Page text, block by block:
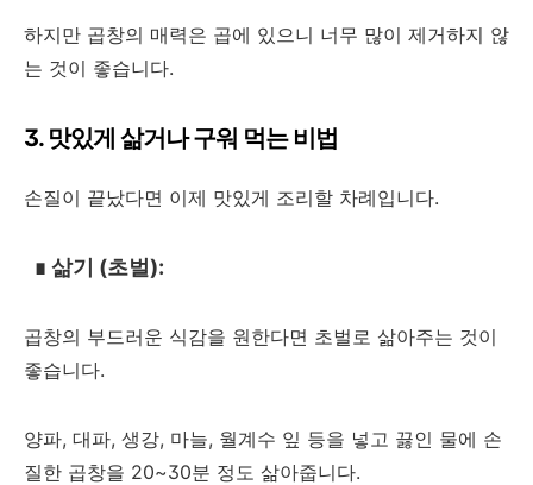
하지만 곱창의 매력은 곱에 있으니 너무 많이 제거하지 않
는 것이 좋습니다.
3. 맛있게 삶거나 구워 먹는 비법
손질이 끝났다면 이제 맛있게 조리할 차례입니다.
∎ 삶기 (초벌):
곱창의 부드러운 식감을 원한다면 초벌로 삶아주는 것이
좋습니다.
양파, 대파, 생강, 마늘, 월계수 잎 등을 넣고 끓인 물에 손
질한 곱창을 20~30분 정도 삶아줍니다.